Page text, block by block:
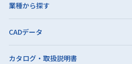
業種から探す
CADデータ
カタログ・取扱説明書